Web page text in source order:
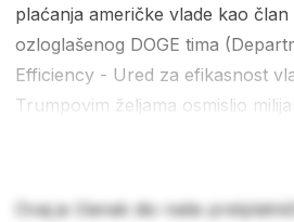
plaćanja američke vlade kao član
ozloglašenog DOGE tima
Efficiency - Ured za efikasnost
Trumpovim željama osmislio
Ovaj je članak dio naše